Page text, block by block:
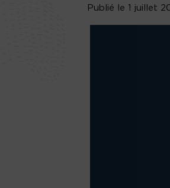
Publié le 1 juillet